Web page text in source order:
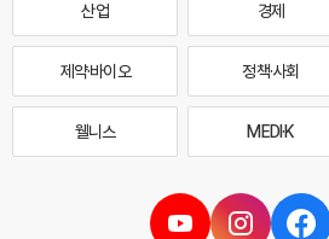
산업 경제
제약·바이오 정책·사회
웰니스 MEDI·K